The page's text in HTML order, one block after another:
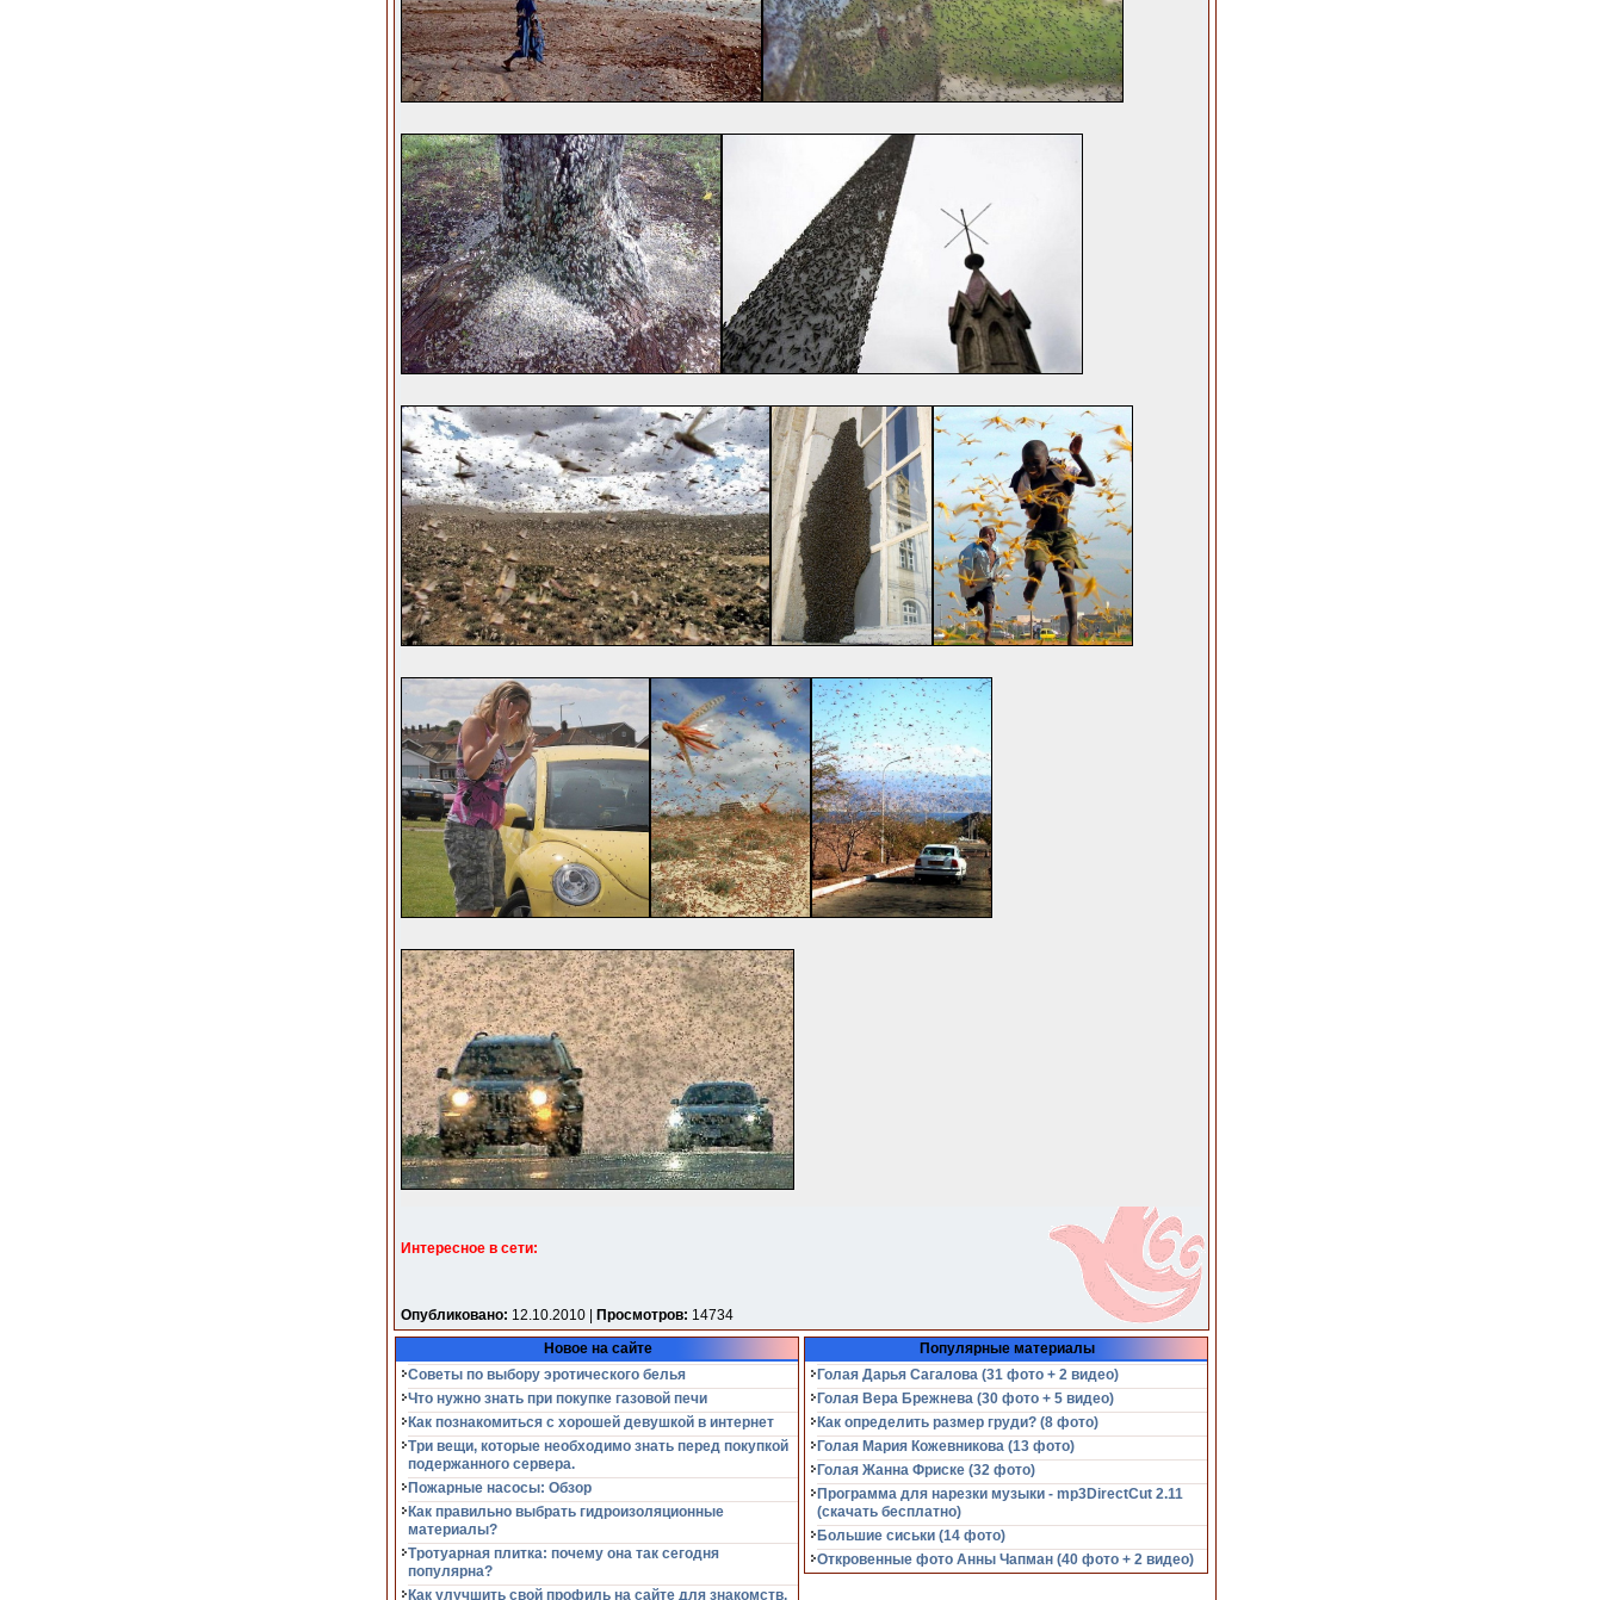
Интересное в сети:
Опубликовано: 12.10.2010 | Просмотров: 14734
Новое на сайте
Советы по выбору эротического белья
Что нужно знать при покупке газовой печи
Как познакомиться с хорошей девушкой в интернет
Три вещи, которые необходимо знать перед покупкой
подержанного сервера.
Пожарные насосы: Обзор
Как правильно выбрать гидроизоляционные
материалы?
Тротуарная плитка: почему она так сегодня
популярна?
Как улучшить свой профиль на сайте для знакомств,
Популярные материалы
Голая Дарья Сагалова (31 фото + 2 видео)
Голая Вера Брежнева (30 фото + 5 видео)
Как определить размер груди? (8 фото)
Голая Мария Кожевникова (13 фото)
Голая Жанна Фриске (32 фото)
Программа для нарезки музыки - mp3DirectCut 2.11
(cкачать бесплатно)
Большие сиськи (14 фото)
Откровенные фото Анны Чапман (40 фото + 2 видео)